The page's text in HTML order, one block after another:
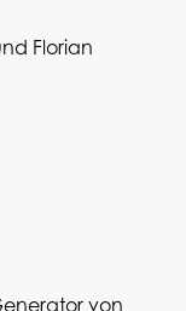
Florian
von